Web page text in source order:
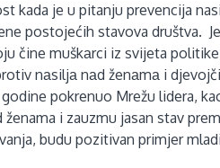
kada je u pitanju prevencija
postojećih stavova društva.
čine muškаrci iz svijeta
nаsiljа nаd ženаmа i
pokrenuo Mrežu lidera,
i zauzmu jasan stav
budu pozitivan primjer